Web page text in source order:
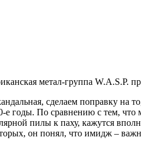
метал-группа
сделаем поправку
годы. По сравнению с тем, что
пилы к паху, кажутся
он понял, что имидж –